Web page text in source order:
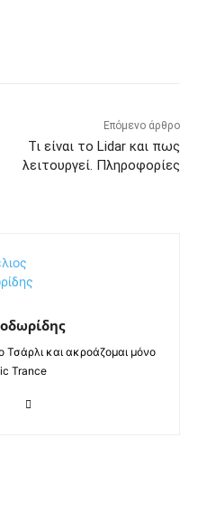
Επόμενο άρθρο
Τι είναι το Lidar και πως
λειτουργεί. Πληροφορίες
Τσάρλι και ακροάζομαι μόνο
Trance